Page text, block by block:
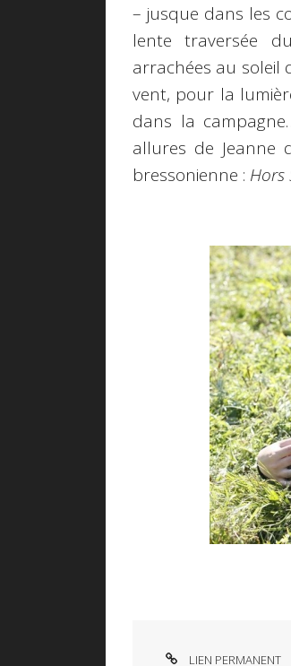
– jusque dans les
lente traversée
arrachées au soleil
vent, pour la
dans la
allures de Jeanne
bressonienne : Hors
LIEN PERMANENT